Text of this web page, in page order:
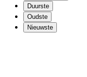
Duurste
Oudste
Nieuwste